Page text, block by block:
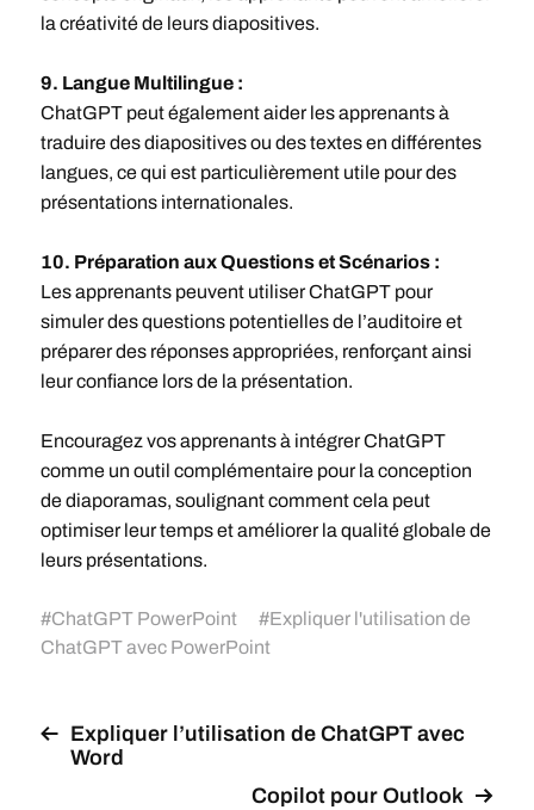
la créativité de leurs diapositives.
9. Langue Multilingue :
ChatGPT peut également aider les apprenants à
traduire des diapositives ou des textes en différentes
langues, ce qui est particulièrement utile pour des
présentations internationales.
10. Préparation aux Questions et Scénarios :
Les apprenants peuvent utiliser ChatGPT pour
simuler des questions potentielles de l’auditoire et
préparer des réponses appropriées, renforçant ainsi
leur confiance lors de la présentation.
Encouragez vos apprenants à intégrer ChatGPT
comme un outil complémentaire pour la conception
de diaporamas, soulignant comment cela peut
optimiser leur temps et améliorer la qualité globale de
leurs présentations.
#ChatGPT PowerPoint #Expliquer l'utilisation de
ChatGPT avec PowerPoint
Expliquer l’utilisation de ChatGPT avec
Word
Copilot pour Outlook